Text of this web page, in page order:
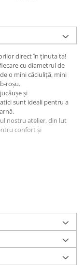
direct în ținuta ta!
cu diametrul de
o mini căciuliță, mini
roșu.
și
sunt ideali pentru a
nostru atelier, din lut
confort și
imperfecțiuni, fiecare